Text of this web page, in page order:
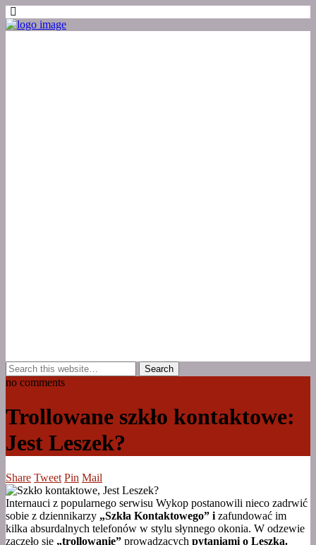
no comments
Trollowane szkło kontaktowe:
Jest Leszek?
Share Tweet Pin Mail
Internauci z popularnego serwisu Wykop postanowili nieco zadrwić
sobie z dziennikarzy „Szkła Kontaktowego” i zafundować im
kilka absurdalnych telefonów w stylu słynnego okonia. W odzewie
zaczęło się „trollowanie” prowadzących pytaniami o Leszka.